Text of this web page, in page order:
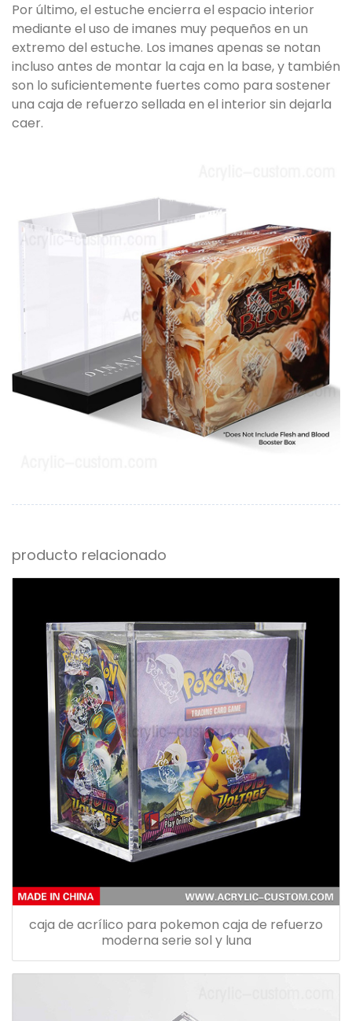
Por último, el estuche encierra el espacio interior
mediante el uso de imanes muy pequeños en un
extremo del estuche. Los imanes apenas se notan
incluso antes de montar la caja en la base, y también
son lo suficientemente fuertes como para sostener
una caja de refuerzo sellada en el interior sin dejarla
caer.
producto relacionado
caja de acrílico para pokemon caja de refuerzo
moderna serie sol y luna